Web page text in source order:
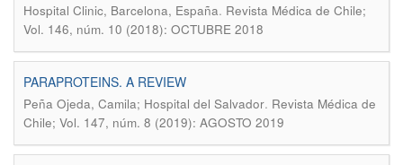
Hospital Clinic, Barcelona, España. Revista Médica de Chile;
Vol. 146, núm. 10 (2018): OCTUBRE 2018
PARAPROTEINS. A REVIEW
Peña Ojeda, Camila; Hospital del Salvador. Revista Médica de
Chile; Vol. 147, núm. 8 (2019): AGOSTO 2019